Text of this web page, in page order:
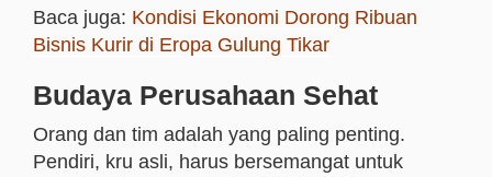
Baca juga: Kondisi Ekonomi Dorong Ribuan
Bisnis Kurir di Eropa Gulung Tikar
Budaya Perusahaan Sehat
Orang dan tim adalah yang paling penting.
Pendiri, kru asli, harus bersemangat untuk